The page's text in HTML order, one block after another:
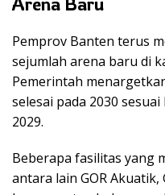
Pemprov Banten terus
sejumlah arena baru di
Pemerintah
selesai pada 2030
2029.
Beberapa fasilitas yang
antara lain GOR Akuatik,